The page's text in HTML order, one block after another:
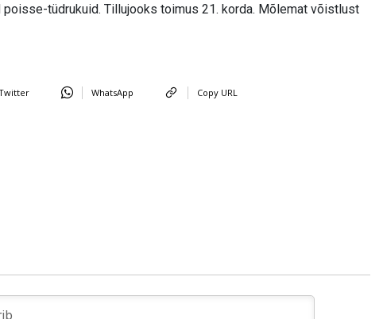
tüdrukuid. Tillujooks toimus 21. korda. Mõlemat võistlust
WhatsApp Copy URL